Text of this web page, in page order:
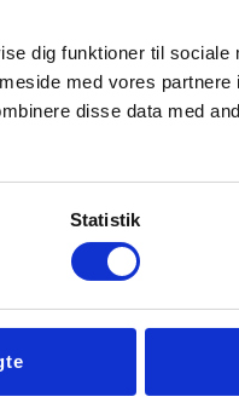
dig funktioner til sociale
med vores partnere
disse data med
Statistik